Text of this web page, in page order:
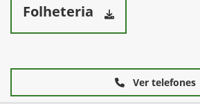
Folheteria
Ver telefones